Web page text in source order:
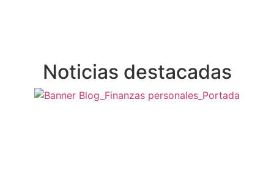
Noticias destacadas